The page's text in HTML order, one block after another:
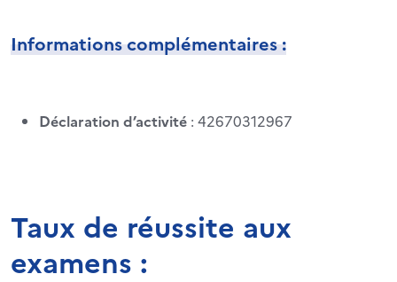
Informations complémentaires :
Déclaration d’activité : 42670312967
Taux de réussite aux
examens :